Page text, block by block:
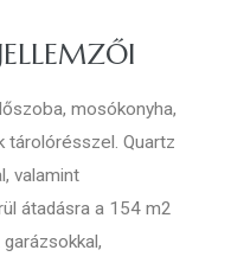
mosókonyha,
tárolórésszel. Quartz
valamint
átadásra a 154 m2